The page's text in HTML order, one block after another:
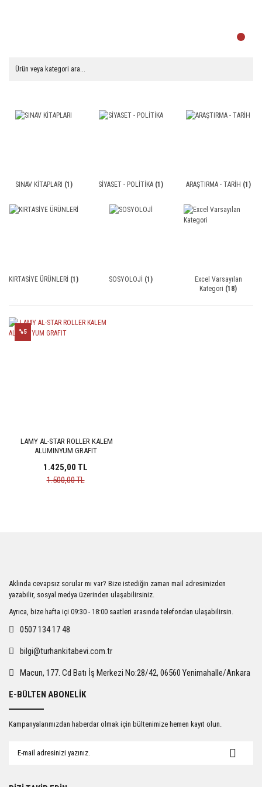
SINAV KİTAPLARI (1) SİYASET - POLİTİKA (1) ARAŞTIRMA - TARİH (1)
KIRTASİYE ÜRÜNLERİ (1) SOSYOLOJİ (1)
Excel Varsayılan
Kategori (18)
LAMY AL-STAR ROLLER KALEM
ALUMINYUM GRAFIT
%5
1.425,00 TL
1.500,00 TL
Aklında cevapsız sorular mı var? Bize istediğin zaman mail adresimizden
yazabilir, sosyal medya üzerinden ulaşabilirsiniz.
Ayrıca, bize hafta içi 09:30 - 18:00 saatleri arasında telefondan ulaşabilirsin.
0507 134 17 48
bilgi@turhankitabevi.com.tr
Macun, 177. Cd Batı İş Merkezi No:28/42, 06560 Yenimahalle/Ankara
E-BÜLTEN ABONELİK
Kampanyalarımızdan haberdar olmak için bültenimize hemen kayıt olun.